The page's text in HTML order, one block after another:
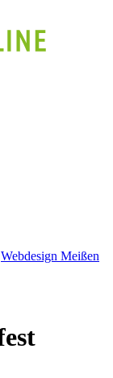
Webdesign Meißen